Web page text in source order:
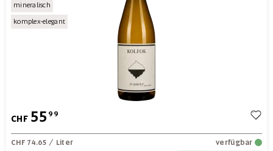
mineralisch
komplex-elegant
CHF 55 99
CHF 74.65 / Liter
verfügbar